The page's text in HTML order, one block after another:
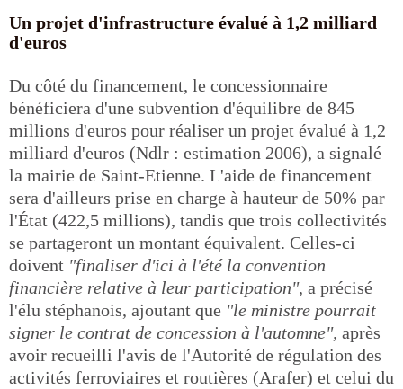
Un projet d'infrastructure évalué à 1,2 milliard
d'euros
Du côté du financement, le concessionnaire
bénéficiera d'une subvention d'équilibre de 845
millions d'euros pour réaliser un projet évalué à 1,2
milliard d'euros (Ndlr : estimation 2006), a signalé
la mairie de Saint-Etienne. L'aide de financement
sera d'ailleurs prise en charge à hauteur de 50% par
l'État (422,5 millions), tandis que trois collectivités
se partageront un montant équivalent. Celles-ci
doivent "finaliser d'ici à l'été la convention
financière relative à leur participation", a précisé
l'élu stéphanois, ajoutant que "le ministre pourrait
signer le contrat de concession à l'automne", après
avoir recueilli l'avis de l'Autorité de régulation des
activités ferroviaires et routières (Arafer) et celui du